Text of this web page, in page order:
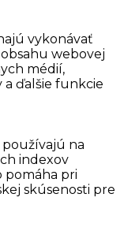
vykonávať
webovej
médií,
a ďalšie funkcie
na
indexov
pomáha pri
skúsenosti pre